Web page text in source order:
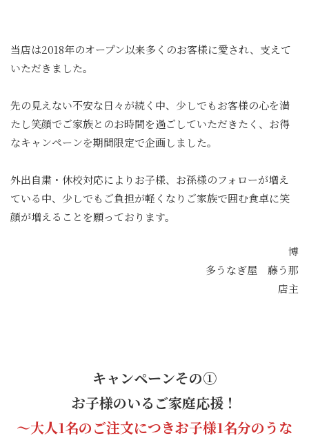
当店は2018年のオープン以来多くのお客様に愛され、支えて
いただきました。
先の見えない不安な日々が続く中、少しでもお客様の心を満
たし笑顔でご家族とのお時間を過ごしていただきたく、お得
なキャンペーンを期間限定で企画しました。
外出自粛・休校対応によりお子様、お孫様のフォローが増え
ている中、少しでもご負担が軽くなりご家族で囲む食卓に笑
顔が増えることを願っております。
博
多うなぎ屋 藤う那
店主
キャンペーンその①
お子様のいるご家庭応援！
〜大人1名のご注文につきお子様1名分のうな